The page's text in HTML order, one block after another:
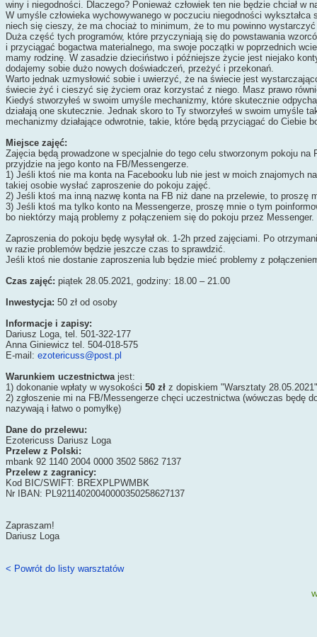
winy i niegodności. Dlaczego? Ponieważ człowiek ten nie będzie chciał
W umyśle człowieka wychowywanego w poczuciu niegodności
niech się cieszy, że ma chociaż to minimum, że to mu powinno
Duża część tych programów, które przyczyniają się do powstawania
i przyciągać bogactwa materialnego, ma swoje początki w poprzednich
mamy rodzinę. W zasadzie dzieciństwo i późniejsze życie jest niejako
dodajemy sobie dużo nowych doświadczeń, przeżyć i przekonań.
Warto jednak uzmysłowić sobie i uwierzyć, że na świecie jest
świecie żyć i cieszyć się życiem oraz korzystać z niego. Masz prawo
Kiedyś stworzyłeś w swoim umyśle mechanizmy, które skutecznie
działają one skutecznie. Jednak skoro to Ty stworzyłeś w swoim umyśle
mechanizmy działające odwrotnie, takie, które będą przyciągać do
Miejsce zajęć:
Zajęcia będą prowadzone w specjalnie do tego celu stworzonym pokoju
przyjdzie na jego konto na FB/Messengerze.
1) Jeśli ktoś nie ma konta na Facebooku lub nie jest w moich znajomych
takiej osobie wysłać zaproszenie do pokoju zajęć.
2) Jeśli ktoś ma inną nazwę konta na FB niż dane na przelewie, to proszę
3) Jeśli ktoś ma tylko konto na Messengerze, proszę mnie o tym
bo niektórzy mają problemy z połączeniem się do pokoju przez Messenger.
Zaproszenia do pokoju będę wysyłał ok. 1-2h przed zajęciami. Po
w razie problemów będzie jeszcze czas to sprawdzić.
Jeśli ktoś nie dostanie zaproszenia lub będzie mieć problemy z
Czas zajęć: piątek 28.05.2021, godziny: 18.00 – 21.00
Inwestycja: 50 zł od osoby
Informacje i zapisy:
Dariusz Loga, tel. 501-322-177
Anna Giniewicz tel. 504-018-575
E-mail: ezotericuss@post.pl
Warunkiem uczestnictwajest:
1) dokonanie wpłaty w wysokości 50 zł z dopiskiem "Warsztaty
2) zgłoszenie mi na FB/Messengerze chęci uczestnictwa (wówczas będę
nazywają i łatwo o pomyłkę)
Dane do przelewu:
Ezotericuss Dariusz Loga
Przelew z Polski:
mbank 92 1140 2004 0000 3502 5862 7137
Przelew z zagranicy:
Kod BIC/SWIFT: BREXPLPWMBK
Nr IBAN: PL92114020040000350258627137
Zapraszam!
Dariusz Loga
< Powrót do listy warsztatów